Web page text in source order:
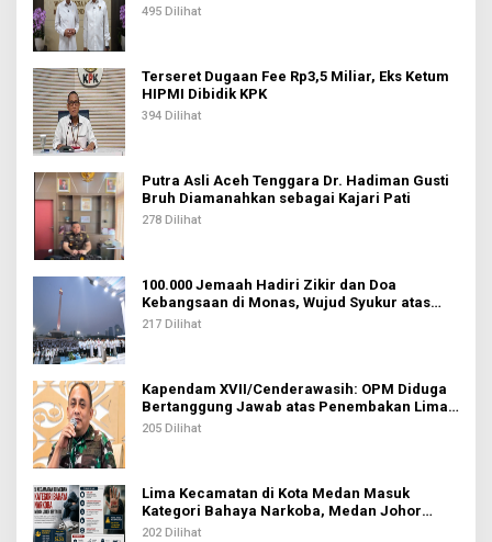
495 Dilihat
Terseret Dugaan Fee Rp3,5 Miliar, Eks Ketum
HIPMI Dibidik KPK
394 Dilihat
Putra Asli Aceh Tenggara Dr. Hadiman Gusti
Bruh Diamanahkan sebagai Kajari Pati
278 Dilihat
100.000 Jemaah Hadiri Zikir dan Doa
Kebangsaan di Monas, Wujud Syukur atas
Kemerdekaan Indonesia
217 Dilihat
Kapendam XVII/Cenderawasih: OPM Diduga
Bertanggung Jawab atas Penembakan Lima
Pekerja di Tolikara
205 Dilihat
Lima Kecamatan di Kota Medan Masuk
Kategori Bahaya Narkoba, Medan Johor
Tertinggi
202 Dilihat